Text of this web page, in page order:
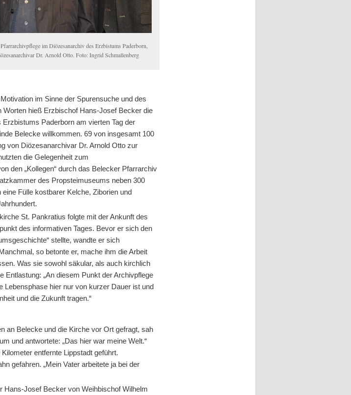
im Diözesanarchiv des Erzbistums Paderborn,
Dr. Arnold Otto. Foto: Ingrid Schmallenberg
im Sinne der Spurensuche und des
Worten hieß Erzbischof Hans-Josef Becker die
Paderborn am vierten Tag der
Belecke willkommen. 69 von insgesamt 100
von Diözesanarchivar Dr. Arnold Otto zur
die Gelegenheit zum
den „Kollegen“ durch das Belecker Pfarrarchiv
des Propsteimuseums neben 300
Fülle kostbarer Kelche, Ziborien und
St. Pankratius folgte mit der Ankunft des
des informativen Tages. Bevor er sich den
stellte, wandte er sich
so betonte er, mache ihm die Arbeit
Was sie sowohl säkular, als auch kirchlich
Entlastung: „An diesem Punkt der Archivpflege
hier nur von kurzer Dauer ist und
und die Zukunft tragen.“
an Belecke und die Kirche vor Ort gefragt, sah
und antwortete: „Das hier war meine Welt.“
entfernte Lippstadt geführt.
gefahren. „Mein Vater arbeitete ja bei der
Hans-Josef Becker von Weihbischof Wilhelm